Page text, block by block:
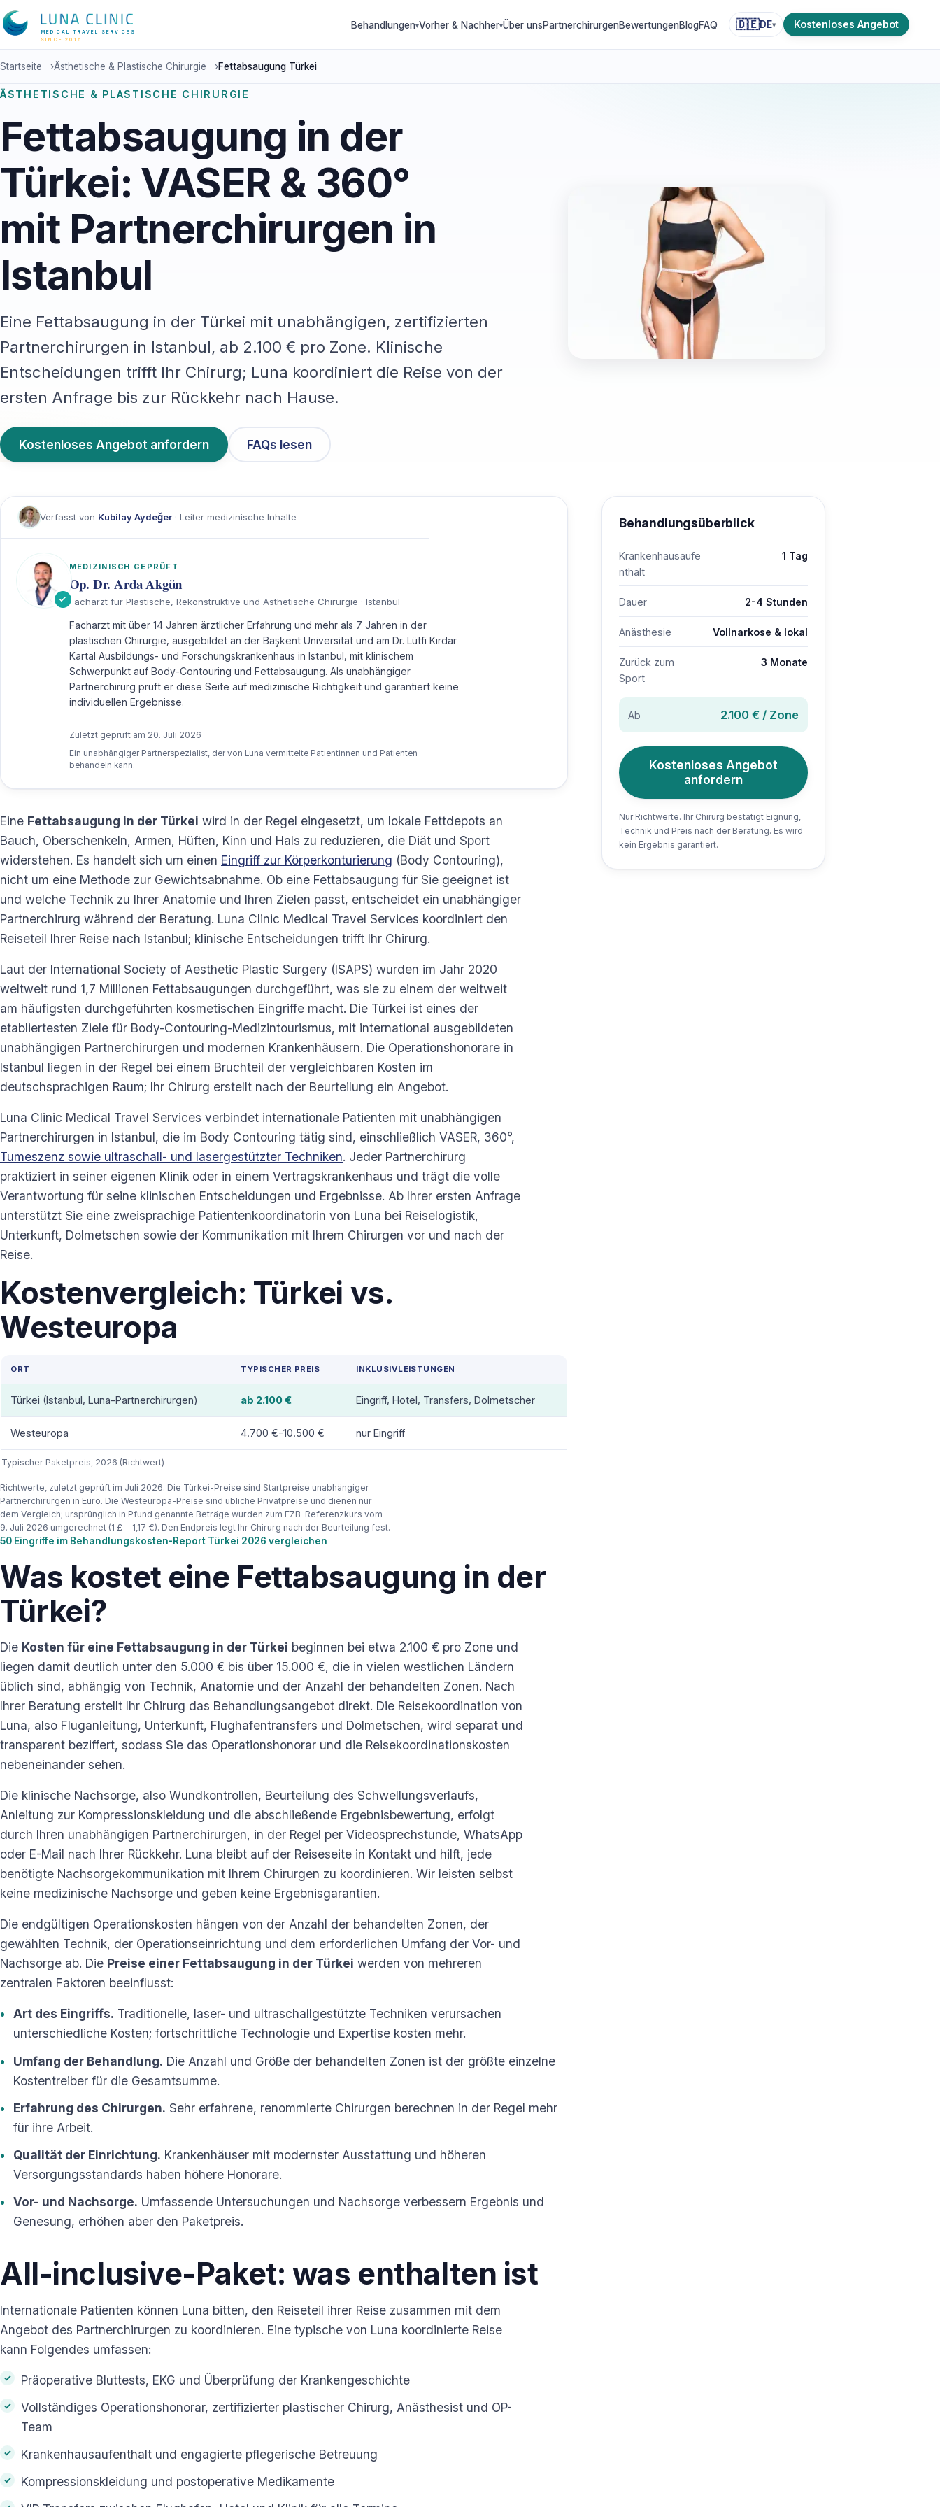
MEDICAL TRAVEL SERVICES
SINCE 2016
Behandlungen▾Vorher & Nachher▾Über unsPartnerchirurgenBewertungenBlogFAQ 🇩🇪DE▾ Kostenloses Angebot
Startseite ›Ästhetische & Plastische Chirurgie ›Fettabsaugung Türkei
ÄSTHETISCHE & PLASTISCHE CHIRURGIE
Fettabsaugung in der
Türkei: VASER & 360°
mit Partnerchirurgen in
Istanbul
Eine Fettabsaugung in der Türkei mit unabhängigen, zertifizierten
Partnerchirurgen in Istanbul, ab 2.100 € pro Zone. Klinische
Entscheidungen trifft Ihr Chirurg; Luna koordiniert die Reise von der
ersten Anfrage bis zur Rückkehr nach Hause.
Kostenloses Angebot anfordern FAQs lesen
Verfasst von Kubilay Aydeğer· Leiter medizinische Inhalte
MEDIZINISCH GEPRÜFT
Op. Dr. Arda Akgün
Facharzt für Plastische, Rekonstruktive und Ästhetische Chirurgie · Istanbul
Facharzt mit über 14 Jahren ärztlicher Erfahrung und mehr als 7 Jahren in der
plastischen Chirurgie, ausgebildet an der Başkent Universität und am Dr. Lütfi Kırdar
Kartal Ausbildungs- und Forschungskrankenhaus in Istanbul, mit klinischem
Schwerpunkt auf Body-Contouring und Fettabsaugung. Als unabhängiger
Partnerchirurg prüft er diese Seite auf medizinische Richtigkeit und garantiert keine
individuellen Ergebnisse.
Zuletzt geprüft am 20. Juli 2026
Ein unabhängiger Partnerspezialist, der von Luna vermittelte Patientinnen und Patienten
behandeln kann.
Eine Fettabsaugung in der Türkei wird in der Regel eingesetzt, um lokale Fettdepots an
Bauch, Oberschenkeln, Armen, Hüften, Kinn und Hals zu reduzieren, die Diät und Sport
widerstehen. Es handelt sich um einen Eingriff zur Körperkonturierung (Body Contouring),
nicht um eine Methode zur Gewichtsabnahme. Ob eine Fettabsaugung für Sie geeignet ist
und welche Technik zu Ihrer Anatomie und Ihren Zielen passt, entscheidet ein unabhängiger
Partnerchirurg während der Beratung. Luna Clinic Medical Travel Services koordiniert den
Reiseteil Ihrer Reise nach Istanbul; klinische Entscheidungen trifft Ihr Chirurg.
Laut der International Society of Aesthetic Plastic Surgery (ISAPS) wurden im Jahr 2020
weltweit rund 1,7 Millionen Fettabsaugungen durchgeführt, was sie zu einem der weltweit
am häufigsten durchgeführten kosmetischen Eingriffe macht. Die Türkei ist eines der
etabliertesten Ziele für Body-Contouring-Medizintourismus, mit international ausgebildeten
unabhängigen Partnerchirurgen und modernen Krankenhäusern. Die Operationshonorare in
Istanbul liegen in der Regel bei einem Bruchteil der vergleichbaren Kosten im
deutschsprachigen Raum; Ihr Chirurg erstellt nach der Beurteilung ein Angebot.
Luna Clinic Medical Travel Services verbindet internationale Patienten mit unabhängigen
Partnerchirurgen in Istanbul, die im Body Contouring tätig sind, einschließlich VASER, 360°,
Tumeszenz sowie ultraschall- und lasergestützter Techniken. Jeder Partnerchirurg
praktiziert in seiner eigenen Klinik oder in einem Vertragskrankenhaus und trägt die volle
Verantwortung für seine klinischen Entscheidungen und Ergebnisse. Ab Ihrer ersten Anfrage
unterstützt Sie eine zweisprachige Patientenkoordinatorin von Luna bei Reiselogistik,
Unterkunft, Dolmetschen sowie der Kommunikation mit Ihrem Chirurgen vor und nach der
Reise.
Kostenvergleich: Türkei vs.
Westeuropa
Typischer Paketpreis, 2026 (Richtwert)
ORT TYPISCHER PREIS INKLUSIVLEISTUNGEN
Türkei (Istanbul, Luna-Partnerchirurgen) ab 2.100 € Eingriff, Hotel, Transfers, Dolmetscher
Westeuropa 4.700 €-10.500 € nur Eingriff
Richtwerte, zuletzt geprüft im Juli 2026. Die Türkei-Preise sind Startpreise unabhängiger
Partnerchirurgen in Euro. Die Westeuropa-Preise sind übliche Privatpreise und dienen nur
dem Vergleich; ursprünglich in Pfund genannte Beträge wurden zum EZB-Referenzkurs vom
9. Juli 2026 umgerechnet (1 £ = 1,17 €). Den Endpreis legt Ihr Chirurg nach der Beurteilung fest.
50 Eingriffe im Behandlungskosten-Report Türkei 2026 vergleichen
Was kostet eine Fettabsaugung in der
Türkei?
Die Kosten für eine Fettabsaugung in der Türkei beginnen bei etwa 2.100 € pro Zone und
liegen damit deutlich unter den 5.000 € bis über 15.000 €, die in vielen westlichen Ländern
üblich sind, abhängig von Technik, Anatomie und der Anzahl der behandelten Zonen. Nach
Ihrer Beratung erstellt Ihr Chirurg das Behandlungsangebot direkt. Die Reisekoordination von
Luna, also Fluganleitung, Unterkunft, Flughafentransfers und Dolmetschen, wird separat und
transparent beziffert, sodass Sie das Operationshonorar und die Reisekoordinationskosten
nebeneinander sehen.
Die klinische Nachsorge, also Wundkontrollen, Beurteilung des Schwellungsverlaufs,
Anleitung zur Kompressionskleidung und die abschließende Ergebnisbewertung, erfolgt
durch Ihren unabhängigen Partnerchirurgen, in der Regel per Videosprechstunde, WhatsApp
oder E-Mail nach Ihrer Rückkehr. Luna bleibt auf der Reiseseite in Kontakt und hilft, jede
benötigte Nachsorgekommunikation mit Ihrem Chirurgen zu koordinieren. Wir leisten selbst
keine medizinische Nachsorge und geben keine Ergebnisgarantien.
Die endgültigen Operationskosten hängen von der Anzahl der behandelten Zonen, der
gewählten Technik, der Operationseinrichtung und dem erforderlichen Umfang der Vor- und
Nachsorge ab. Die Preise einer Fettabsaugung in der Türkei werden von mehreren
zentralen Faktoren beeinflusst:
Art des Eingriffs. Traditionelle, laser- und ultraschallgestützte Techniken verursachen
unterschiedliche Kosten; fortschrittliche Technologie und Expertise kosten mehr.
Umfang der Behandlung. Die Anzahl und Größe der behandelten Zonen ist der größte einzelne
Kostentreiber für die Gesamtsumme.
Erfahrung des Chirurgen. Sehr erfahrene, renommierte Chirurgen berechnen in der Regel mehr
für ihre Arbeit.
Qualität der Einrichtung. Krankenhäuser mit modernster Ausstattung und höheren
Versorgungsstandards haben höhere Honorare.
Vor- und Nachsorge. Umfassende Untersuchungen und Nachsorge verbessern Ergebnis und
Genesung, erhöhen aber den Paketpreis.
All-inclusive-Paket: was enthalten ist
Internationale Patienten können Luna bitten, den Reiseteil ihrer Reise zusammen mit dem
Angebot des Partnerchirurgen zu koordinieren. Eine typische von Luna koordinierte Reise
kann Folgendes umfassen:
Präoperative Bluttests, EKG und Überprüfung der Krankengeschichte
Vollständiges Operationshonorar, zertifizierter plastischer Chirurg, Anästhesist und OP-
Team
Krankenhausaufenthalt und engagierte pflegerische Betreuung
Kompressionskleidung und postoperative Medikamente
Behandlungsüberblick
Krankenhausaufe
nthalt
1 Tag
Dauer 2-4 Stunden
Anästhesie Vollnarkose & lokal
Zurück zum
Sport
3 Monate
Ab 2.100 € / Zone
Kostenloses Angebot
anfordern
Nur Richtwerte. Ihr Chirurg bestätigt Eignung,
Technik und Preis nach der Beratung. Es wird
kein Ergebnis garantiert.